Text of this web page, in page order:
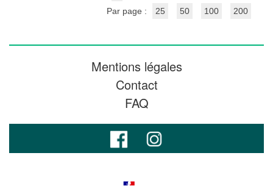
Par page :
25 50 100 200
Mentions légales
Contact
FAQ